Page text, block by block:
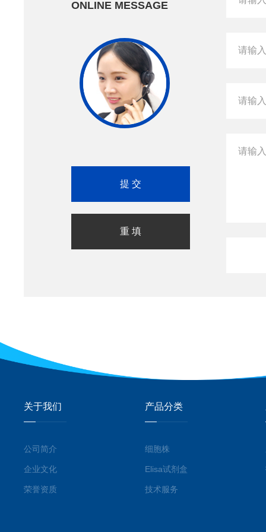
ONLINE MESSAGE
关于我们
公司简介
企业文化
荣誉资质
产品分类
细胞株
Elisa试剂盒
技术服务